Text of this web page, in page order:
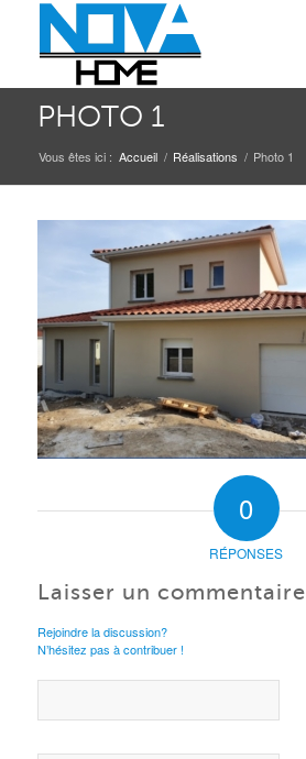
PHOTO 1
Vous êtes ici : Accueil / Réalisations / Photo 1
0
RÉPONSES
Laisser un commentaire
Rejoindre la discussion?
N’hésitez pas à contribuer !